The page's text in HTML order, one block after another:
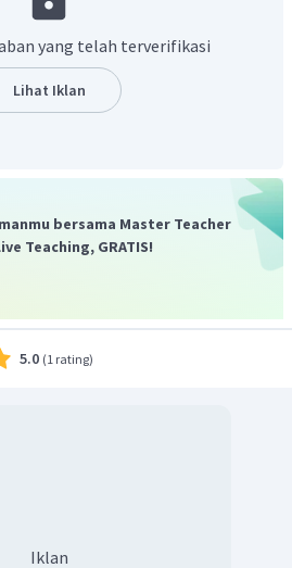
yang telah terverifikasi
Lihat Iklan
bersama Master Teacher
Teaching, GRATIS!
5.0 (1 rating)
Iklan